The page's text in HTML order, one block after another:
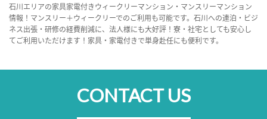
石川エリアの家具家電付きウィークリーマンション・マンスリーマンション
情報！マンスリー＋ウィークリーでのご利用も可能です。石川への連泊・ビジ
ネス出張・研修の経費削減に、法人様にも大好評！寮・社宅としても安心し
てご利用いただけます！家具・家電付きで単身赴任にも便利です。
CONTACT US